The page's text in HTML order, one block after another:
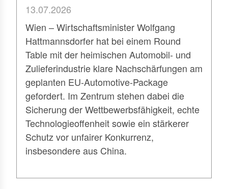
13.07.2026
Wien – Wirtschaftsminister Wolfgang
Hattmannsdorfer hat bei einem Round
Table mit der heimischen Automobil- und
Zulieferindustrie klare Nachschärfungen am
geplanten EU-Automotive-Package
gefordert. Im Zentrum stehen dabei die
Sicherung der Wettbewerbsfähigkeit, echte
Technologieoffenheit sowie ein stärkerer
Schutz vor unfairer Konkurrenz,
insbesondere aus China.